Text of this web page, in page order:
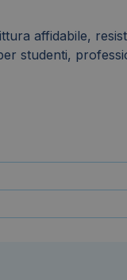
affidabile,
studenti,